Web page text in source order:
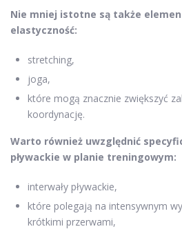
Nie mniej istotne są także
elastyczność:
stretching,
joga,
które mogą znacznie zwiększyć
koordynację.
Warto również uwzględnić
pływackie w planie treningowym:
interwały pływackie,
które polegają na intensywnym
krótkimi przerwami,